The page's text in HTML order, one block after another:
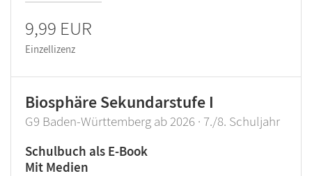
9,99 EUR
Einzellizenz
Biosphäre Sekundarstufe I
G9 Baden-Württemberg ab 2026 · 7./8. Schuljahr
Schulbuch als E-Book
Mit Medien